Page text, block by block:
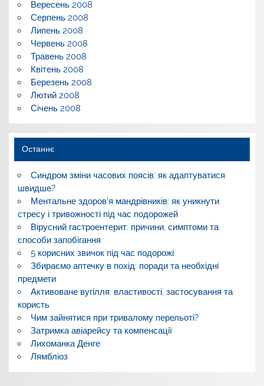
Вересень 2008
Серпень 2008
Липень 2008
Червень 2008
Травень 2008
Квітень 2008
Березень 2008
Лютий 2008
Січень 2008
Останнє
Синдром зміни часових поясів: як адаптуватися
швидше?
Ментальне здоров’я мандрівників: як уникнути
стресу і тривожності під час подорожей
Вірусний гастроентерит: причини, симптоми та
способи запобігання
5 корисних звичок під час подорожі
Збираємо аптечку в похід: поради та необхідні
предмети
Активоване вугілля: властивості, застосування та
користь
Чим зайнятися при тривалому перельоті?
Затримка авіарейсу та компенсації
Лихоманка Денге
Лямбліоз